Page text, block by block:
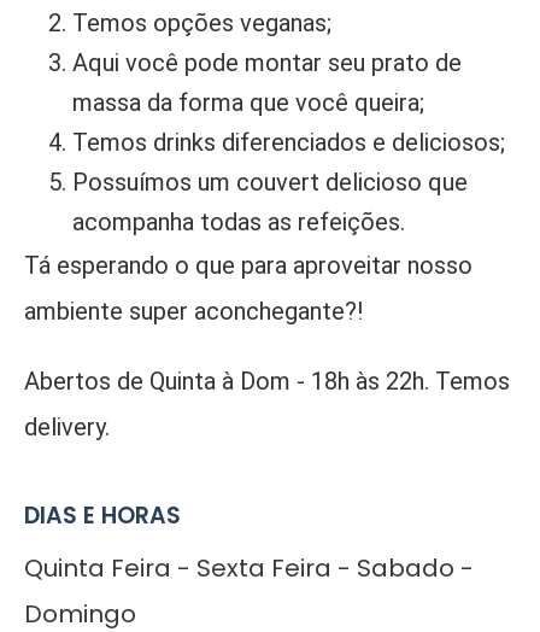
Temos opções veganas;
Aqui você pode montar seu prato de
massa da forma que você queira;
Temos drinks diferenciados e deliciosos;
Possuímos um couvert delicioso que
acompanha todas as refeições.
Tá esperando o que para aproveitar nosso
ambiente super aconchegante?!
Abertos de Quinta à Dom - 18h às 22h. Temos
delivery.
DIAS E HORAS
Quinta Feira - Sexta Feira - Sabado -
Domingo